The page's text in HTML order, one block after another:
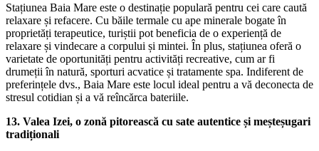
Stațiunea Baia Mare este o destinație populară pentru cei care caută
relaxare și refacere. Cu băile termale cu ape minerale bogate în
proprietăți terapeutice, turiștii pot beneficia de o experiență de
relaxare și vindecare a corpului și mintei. În plus, stațiunea oferă o
varietate de oportunități pentru activități recreative, cum ar fi
drumeții în natură, sporturi acvatice și tratamente spa. Indiferent de
preferințele dvs., Baia Mare este locul ideal pentru a vă deconecta de
stresul cotidian și a vă reîncărca bateriile.
13. Valea Izei, o zonă pitorească cu sate autentice și meșteșugari
tradiționali